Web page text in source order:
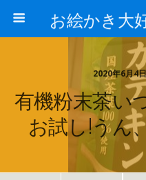
2020年6月4
有機粉末茶い
お試し!うん